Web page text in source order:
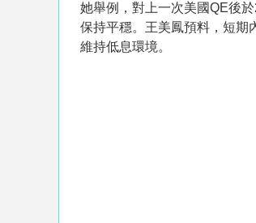
她舉例，對上一次美國QE後
保持平穩。王美鳳預料，短期
維持低息環境。